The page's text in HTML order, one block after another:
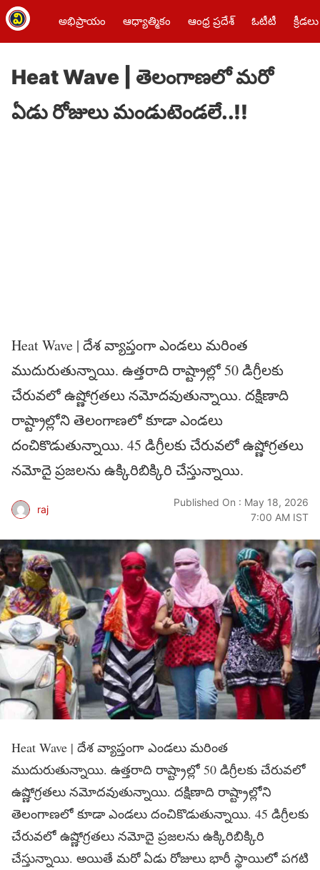
అభిప్రాయం ఆధ్యాత్మికం ఆంధ్ర ప్రదేశ్ ఓటీటీ క్రీడలు
Heat Wave | తెలంగాణ‌లో మ‌రో
ఏడు రోజులు మండుటెండ‌లే..!!
Heat Wave | దేశ వ్యాప్తంగా ఎండ‌లు మ‌రింత
ముదురుతున్నాయి. ఉత్త‌రాది రాష్ట్రాల్లో 50 డిగ్రీల‌కు
చేరువ‌లో ఉష్ణోగ్ర‌త‌లు న‌మోద‌వుతున్నాయి. ద‌క్షిణాది
రాష్ట్రాల్లోని తెలంగాణ‌లో కూడా ఎండ‌లు
దంచికొడుతున్నాయి. 45 డిగ్రీల‌కు చేరువ‌లో ఉష్ణోగ్ర‌త‌లు
న‌మోదై ప్ర‌జ‌ల‌ను ఉక్కిరిబిక్కిరి చేస్తున్నాయి.
raj
Published On : May 18, 2026
7:00 AM IST
Heat Wave | దేశ వ్యాప్తంగా ఎండ‌లు మ‌రింత
ముదురుతున్నాయి. ఉత్త‌రాది రాష్ట్రాల్లో 50 డిగ్రీల‌కు చేరువ‌లో
ఉష్ణోగ్ర‌త‌లు న‌మోద‌వుతున్నాయి. ద‌క్షిణాది రాష్ట్రాల్లోని
తెలంగాణ‌లో కూడా ఎండ‌లు దంచికొడుతున్నాయి. 45 డిగ్రీల‌కు
చేరువ‌లో ఉష్ణోగ్ర‌త‌లు న‌మోదై ప్ర‌జ‌ల‌ను ఉక్కిరిబిక్కిరి
చేస్తున్నాయి. అయితే మ‌రో ఏడు రోజులు భారీ స్థాయిలో ప‌గ‌టి